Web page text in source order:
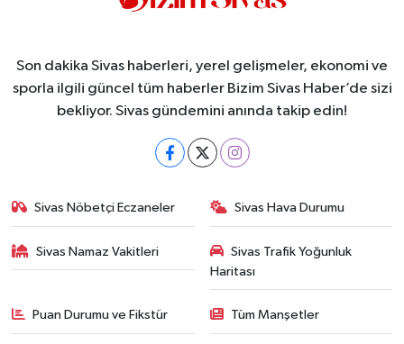
Son dakika Sivas haberleri, yerel gelişmeler, ekonomi ve
sporla ilgili güncel tüm haberler Bizim Sivas Haber’de sizi
bekliyor. Sivas gündemini anında takip edin!
Sivas Nöbetçi Eczaneler Sivas Hava Durumu
Sivas Namaz Vakitleri
Sivas Trafik Yoğunluk
Haritası
Puan Durumu ve Fikstür Tüm Manşetler